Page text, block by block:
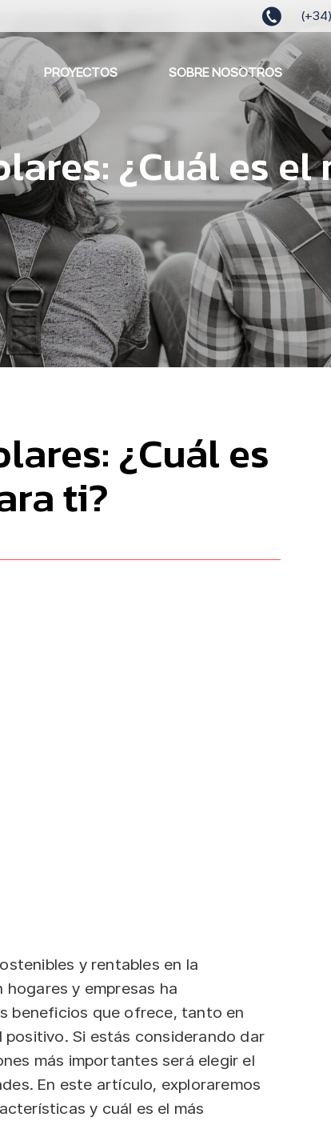
PROYECTOS SOBRE NOSOTROS
¿Cuál es
¿Cuál es
ti?
y rentables en la
y empresas ha
beneficios que ofrece, tanto en
Si estás considerando dar
más importantes será elegir el
En este artículo, exploraremos
y cuál es el más